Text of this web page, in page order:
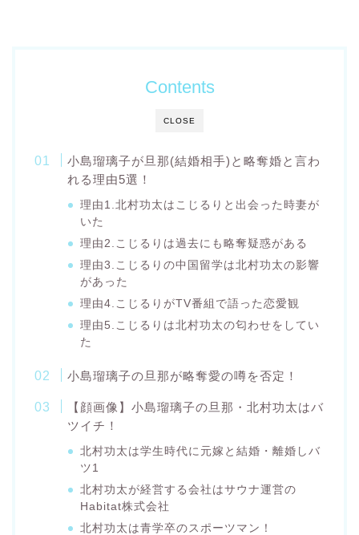
CLOSE
Contents
小島瑠璃子が旦那(結婚相手)と略奪婚と言わ
れる理由5選！
理由1.北村功太はこじるりと出会った時妻が
いた
理由2.こじるりは過去にも略奪疑惑がある
理由3.こじるりの中国留学は北村功太の影響
があった
理由4.こじるりがTV番組で語った恋愛観
理由5.こじるりは北村功太の匂わせをしてい
た
小島瑠璃子の旦那が略奪愛の噂を否定！
【顔画像】小島瑠璃子の旦那・北村功太はバ
ツイチ！
北村功太は学生時代に元嫁と結婚・離婚しバ
ツ1
北村功太が経営する会社はサウナ運営の
Habitat株式会社
北村功太は青学卒のスポーツマン！